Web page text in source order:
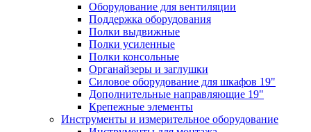
Оборудование для вентиляции
Поддержка оборудования
Полки выдвижные
Полки усиленные
Полки консольные
Органайзеры и заглушки
Силовое оборудование для шкафов 19"
Дополнительные направляющие 19"
Крепежные элементы
Инструменты и измерительное оборудование